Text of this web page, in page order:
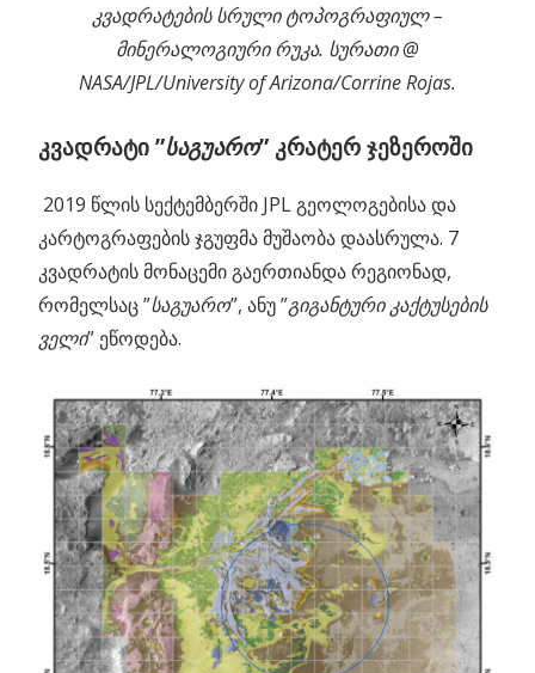
კვადრატების სრული ტოპოგრაფიულ –
მინერალოგიური რუკა. სურათი @
NASA/JPL/University of Arizona/Corrine Rojas.
კვადრატი ”საგუარო” კრატერ ჯეზეროში
2019 წლის სექტემბერში JPL გეოლოგებისა და
კარტოგრაფების ჯგუფმა მუშაობა დაასრულა. 7
კვადრატის მონაცემი გაერთიანდა რეგიონად,
რომელსაც ”საგუარო”, ანუ ”გიგანტური კაქტუსების
ველი” ეწოდება.